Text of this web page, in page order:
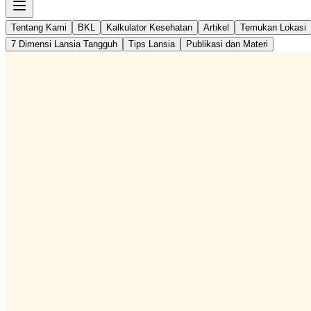
Tentang Kami BKL Kalkulator Kesehatan Artikel Temukan Lokasi
7 Dimensi Lansia Tangguh
Tips Lansia Publikasi dan Materi